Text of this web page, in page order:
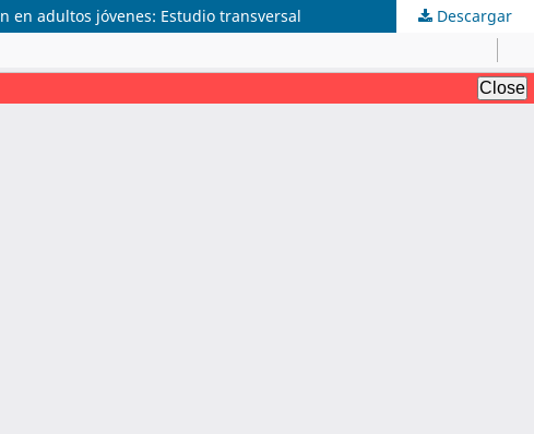
en adultos jóvenes: Estudio transversal Descargar